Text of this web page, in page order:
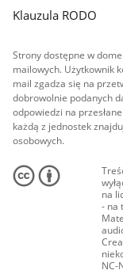
Klauzula RODO
Strony dostępne w
mailowych. Użytkownik
mail zgadza się na
dobrowolnie podanych
odpowiedzi na
każdą z jednostek
osobowych.
na
- na
NC-